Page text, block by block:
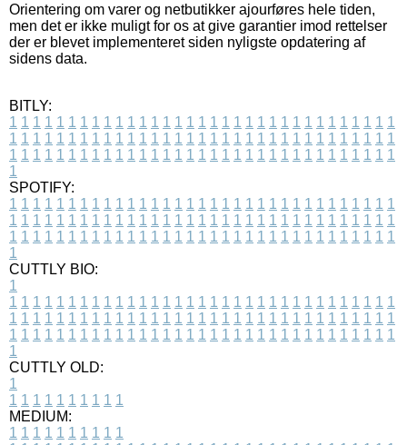
Orientering om varer og netbutikker ajourføres hele tiden,
men det er ikke muligt for os at give garantier imod rettelser
der er blevet implementeret siden nyligste opdatering af
sidens data.
BITLY:
1 1 1 1 1 1 1 1 1 1 1 1 1 1 1 1 1 1 1 1 1 1 1 1 1 1 1 1 1 1 1 1 1
1 1 1 1 1 1 1 1 1 1 1 1 1 1 1 1 1 1 1 1 1 1 1 1 1 1 1 1 1 1 1 1 1
1 1 1 1 1 1 1 1 1 1 1 1 1 1 1 1 1 1 1 1 1 1 1 1 1 1 1 1 1 1 1 1 1
1
SPOTIFY:
1 1 1 1 1 1 1 1 1 1 1 1 1 1 1 1 1 1 1 1 1 1 1 1 1 1 1 1 1 1 1 1 1
1 1 1 1 1 1 1 1 1 1 1 1 1 1 1 1 1 1 1 1 1 1 1 1 1 1 1 1 1 1 1 1 1
1 1 1 1 1 1 1 1 1 1 1 1 1 1 1 1 1 1 1 1 1 1 1 1 1 1 1 1 1 1 1 1 1
1
CUTTLY BIO:
1
1 1 1 1 1 1 1 1 1 1 1 1 1 1 1 1 1 1 1 1 1 1 1 1 1 1 1 1 1 1 1 1 1
1 1 1 1 1 1 1 1 1 1 1 1 1 1 1 1 1 1 1 1 1 1 1 1 1 1 1 1 1 1 1 1 1
1 1 1 1 1 1 1 1 1 1 1 1 1 1 1 1 1 1 1 1 1 1 1 1 1 1 1 1 1 1 1 1 1
1
CUTTLY OLD:
1
1 1 1 1 1 1 1 1 1 1
MEDIUM:
1 1 1 1 1 1 1 1 1 1